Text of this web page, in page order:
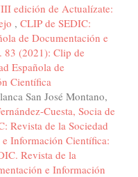
edición de Actualízate:
, CLIP de SEDIC:
de Documentación e
83 (2021): Clip de
Española de
Científica
San José Montano,
Cuesta, Socia de
Revista de la Sociedad
Información Científica:
Revista de la
e Información